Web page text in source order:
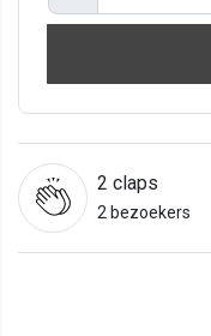
2 claps
2 bezoekers